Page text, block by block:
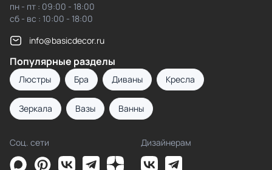
пн - пт : 09:00 - 18:00
сб - вс : 10:00 - 18:00
info@basicdecor.ru
Популярные разделы
Люстры Бра Диваны Кресла
Зеркала Вазы Ванны
Соц. сети Дизайнерам